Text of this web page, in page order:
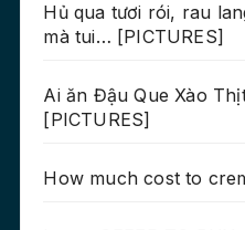
Hủ qua tươi rói, rau
mà tui… [PICTURES]
Ai ăn Đậu Que Xào
[PICTURES]
How much cost to